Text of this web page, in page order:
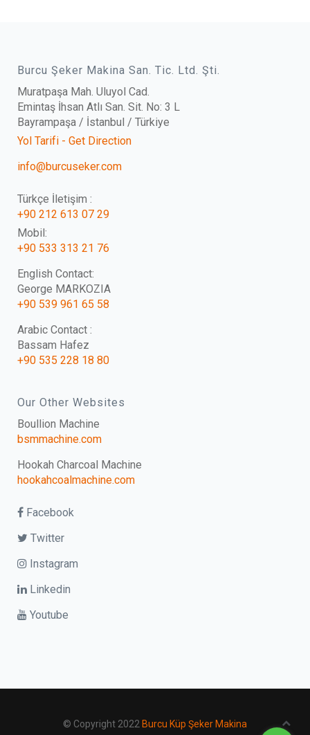
Burcu Şeker Makina San. Tic. Ltd. Şti.
Muratpaşa Mah. Uluyol Cad.
Emintaş İhsan Atlı San. Sit. No: 3 L
Bayrampaşa / İstanbul / Türkiye
Yol Tarifi - Get Direction
info@burcuseker.com
Türkçe İletişim :
+90 212 613 07 29
Mobil:
+90 533 313 21 76
English Contact:
George MARKOZIA
+90 539 961 65 58
Arabic Contact :
Bassam Hafez
+90 535 228 18 80
Our Other Websites
Boullion Machine
bsmmachine.com
Hookah Charcoal Machine
hookahcoalmachine.com
Facebook
Twitter
Instagram
Linkedin
Youtube
© Copyright 2022 Burcu Küp Şeker Makina